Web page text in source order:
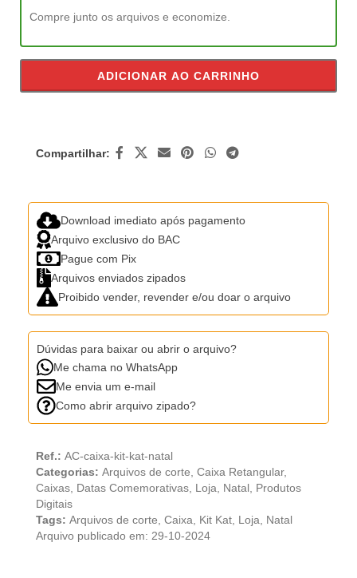
Compre junto os arquivos e economize.
ADICIONAR AO CARRINHO
Compartilhar:
Download imediato após pagamento
Arquivo exclusivo do BAC
Pague com Pix
Arquivos enviados zipados
Proibido vender, revender e/ou doar o arquivo
Dúvidas para baixar ou abrir o arquivo?
Me chama no WhatsApp
Me envia um e-mail
Como abrir arquivo zipado?
Ref.: AC-caixa-kit-kat-natal
Categorias: Arquivos de corte Caixa Retangular,
Caixas Datas Comemorativas Loja Natal Produtos
Digitais
Tags: Arquivos de corte Caixa Kit Kat Loja
Natal
Arquivo publicado em: 29-10-2024